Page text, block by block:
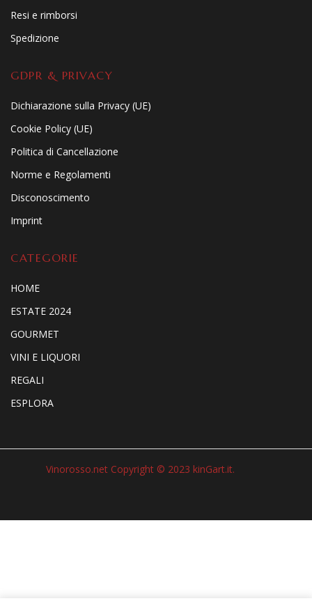
Resi e rimborsi
Spedizione
GDPR & PRIVACY
Dichiarazione sulla Privacy (UE)
Cookie Policy (UE)
Politica di Cancellazione
Norme e Regolamenti
Disconoscimento
Imprint
CATEGORIE
HOME
ESTATE 2024
GOURMET
VINI E LIQUORI
REGALI
ESPLORA
Vinorosso.net Copyright © 2023 kinGart.it.